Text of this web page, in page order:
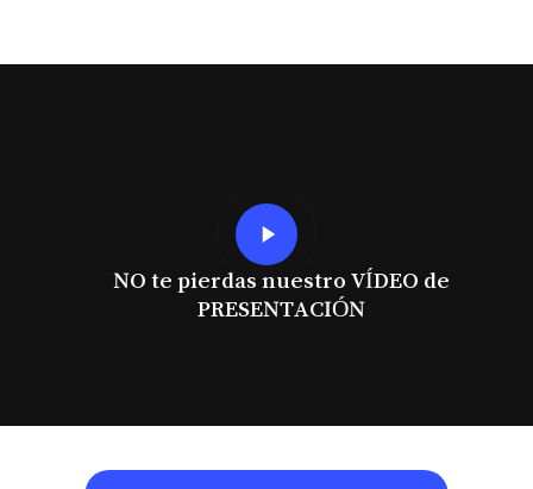
Play
Video
NO te pierdas nuestro VÍDEO de
PRESENTACIÓN